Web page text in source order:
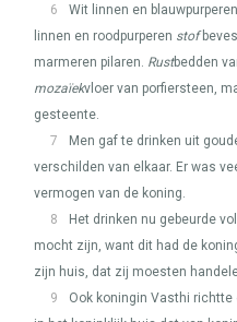
6
Wit linnen en blauwpurperen
linnen en roodpurperen stof
marmeren pilaren. Rustbedden
mozaïekvloer van porfiersteen,
gesteente.
7
Men gaf te drinken uit
verschilden van elkaar. Er was
vermogen van de koning.
8
Het drinken nu gebeurde
mocht zijn, want dit had de
zijn huis, dat zij moesten
9
Ook koningin Vasthi